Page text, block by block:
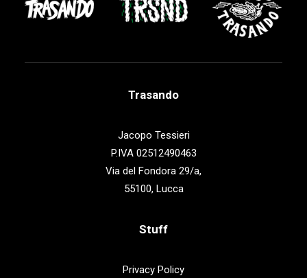
Trasando
Jacopo Tessieri
P.IVA 02512490463
Via del Fondora 29/a,
55100, Lucca
Stuff
Privacy Policy